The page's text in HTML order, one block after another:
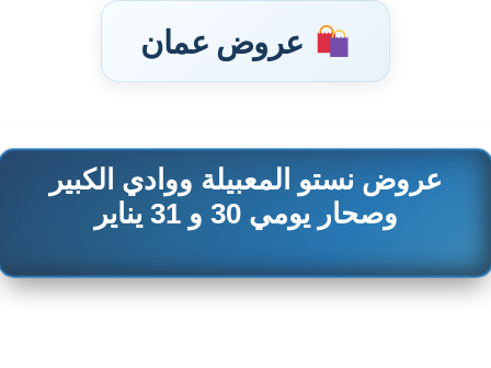
عروض عمان
تخطىعروض نستو المعبيلة ووادي الكبير
وصحار يومي 30 و 31 يناير